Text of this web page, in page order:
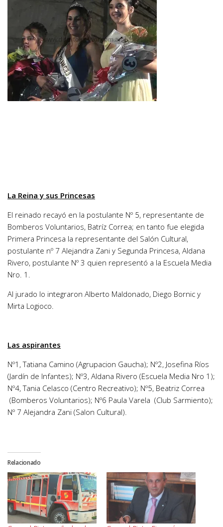
La Reina y sus Princesas
El reinado recayó en la postulante Nº 5, representante de
Bomberos Voluntarios, Batríz Correa; en tanto fue elegida
Primera Princesa la representante del Salón Cultural,
postulante nº 7 Alejandra Zani y Segunda Princesa, Aldana
Rivero, postulante Nº 3 quien representó a la Escuela Media
Nro. 1.
Al jurado lo integraron Alberto Maldonado, Diego Bornic y
Mirta Logioco.
Las aspirantes
Nº1, Tatiana Camino (Agrupacion Gaucha); Nº2, Josefina Ríos
(Jardín de Infantes); Nº3, Aldana Rivero (Escuela Media Nro 1);
Nº4, Tania Celasco (Centro Recreativo); Nº5, Beatriz Correa
(Bomberos Voluntarios); Nº6 Paula Varela (Club Sarmiento);
Nº 7 Alejandra Zani (Salon Cultural).
Relacionado